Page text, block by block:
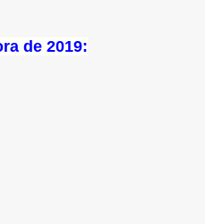
de 2019: